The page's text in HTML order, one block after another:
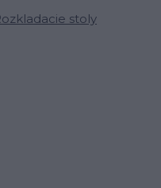
stoly